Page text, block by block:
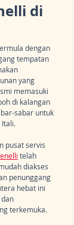
di
dengan
tempatan
yang
memasuki
di kalangan
sabar untuk
Itali.
pusat servis
telah
diakses
penunggang
hebat ini
terkemuka.